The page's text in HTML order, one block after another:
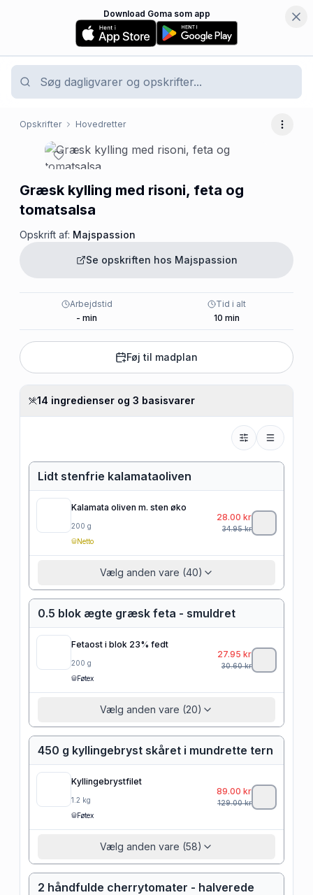
Download Goma som app
Opskrifter Hovedretter Flere
Græsk kylling med risoni, feta og
tomatsalsa
Opskrift af: Majspassion
Se opskriften hos Majspassion
Arbejdstid
- min
Tid i alt
10 min
Føj til madplan
14 ingredienser og 3 basisvarer
Lidt stenfrie kalamataoliven
Kalamata oliven m. sten øko
200 g
Netto
28.00 kr
34.95kr
Vælg anden vare (40)
0.5 blok ægte græsk feta - smuldret
Fetaost i blok 23% fedt
200 g
Føtex
27.95 kr
30.60kr
Vælg anden vare (20)
450 g kyllingebryst skåret i mundrette tern
Kyllingebrystfilet
1.2 kg
Føtex
89.00 kr
129.00kr
Vælg anden vare (58)
2 håndfulde cherrytomater - halverede